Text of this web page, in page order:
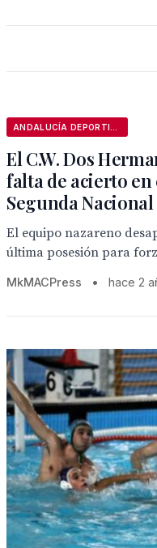
El C.W. Dos
falta de acierto
Segunda
El equipo nazareno
última posesión para
MkMACPress • hace 2